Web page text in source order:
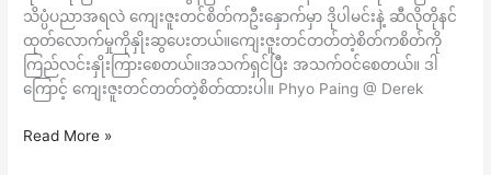
သိပ္ပံပညာအရလဲ ကျေးဇူးတင်စိတ်ကဦးနှောက်မှာ ဒိုပါမင်းနဲ့ ဆီလိုတိုနင်
ထုတ်လောက်မှုကိုနှိုးဆွပေးတယ်။ကျေးဇူးတင်တတ်တဲ့စိတ်ကစိတ်ကို
ကြည်လင်းနှိုးကြားစေတယ်။အသက်ရှင်ပြီး အသက်ဝင်စေတယ်။ ဒါ
ကြောင့် ကျေးဇူးတင်တတ်တဲ့စိတ်ထားပါ။ Phyo Paing @ Derek
Read More »